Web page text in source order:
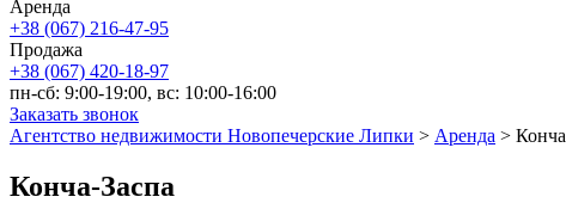
Аренда
+38 (067) 216-47-95
Продажа
+38 (067) 420-18-97
пн-сб: 9:00-19:00, вс: 10:00-16:00
Заказать звонок
Агентство недвижимости Новопечерские Липки > Аренда >
Конча-Заспа